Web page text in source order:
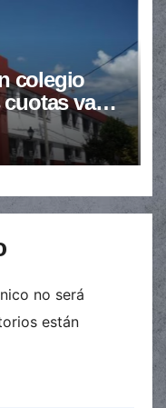
colegio
van
no será
están